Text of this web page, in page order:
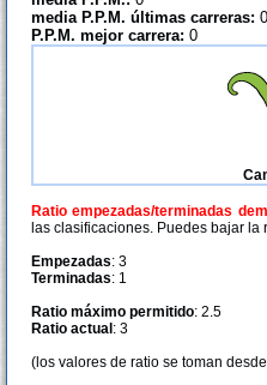
media P.P.M. últimas carreras: 0
P.P.M. mejor carrera: 0
Ratio empezadas/terminadas
las clasificaciones. Puedes bajar
Empezadas: 3
Terminadas: 1
Ratio máximo permitido: 2.5
Ratio actual : 3
(los valores de ratio se toman